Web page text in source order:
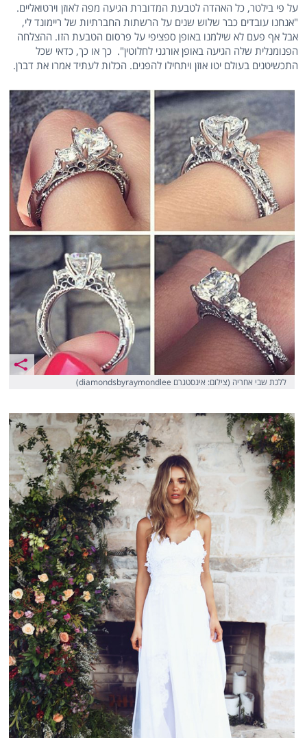
על פי בילטר, כל האהדה לטבעת המדוברת הגיעה מפה לאוזן וירטואליים.
"אנחנו עובדים כבר שלוש שנים על הרשתות החברתיות של ריימונד לי,
אבל אף פעם לא שילמנו באופן ספציפי על פרסום הטבעת הזו. ההצלחה
הפנומנלית שלה הגיעה באופן אורגני לחלוטין". כך או כך, כדאי שכל
התכשיטנים בעולם יטו אוזן ויתחילו להפנים. הכלות לעתיד אמרו את דברן.
ללכת שבי אחריה (צילום: אינסטגרם diamondsbyraymondlee)